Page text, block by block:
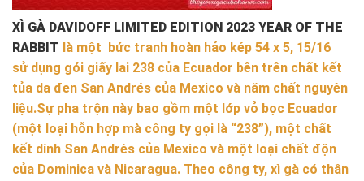
XÌ GÀ DAVIDOFF LIMITED EDITION 2023 YEAR OF THE
RABBIT là một bức tranh hoàn hảo kép 54 x 5, 15/16
sử dụng gói giấy lai 238 của Ecuador bên trên chất kết
tủa da đen San Andrés của Mexico và năm chất nguyên
liệu.Sự pha trộn này bao gồm một lớp vỏ bọc Ecuador
(một loại hỗn hợp mà công ty gọi là “238”), một chất
kết dính San Andrés của Mexico và một loại chất độn
của Dominica và Nicaragua. Theo công ty, xì gà có thân